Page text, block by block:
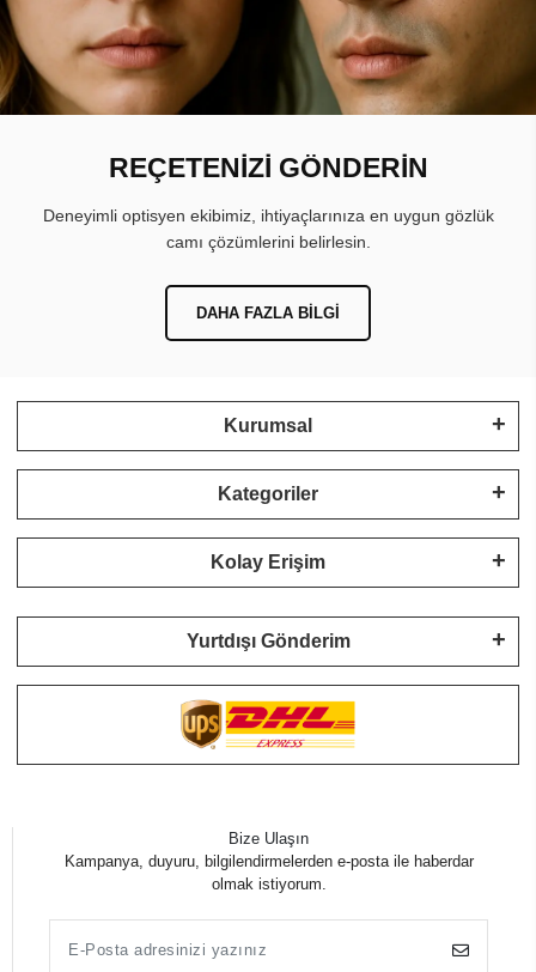
REÇETENİZİ GÖNDERİN
Deneyimli optisyen ekibimiz, ihtiyaçlarınıza en uygun gözlük
camı çözümlerini belirlesin.
DAHA FAZLA BILGI
Kurumsal
Kategoriler
Kolay Erişim
Yurtdışı Gönderim
Bize Ulaşın
Kampanya, duyuru, bilgilendirmelerden e-posta ile haberdar
olmak istiyorum.